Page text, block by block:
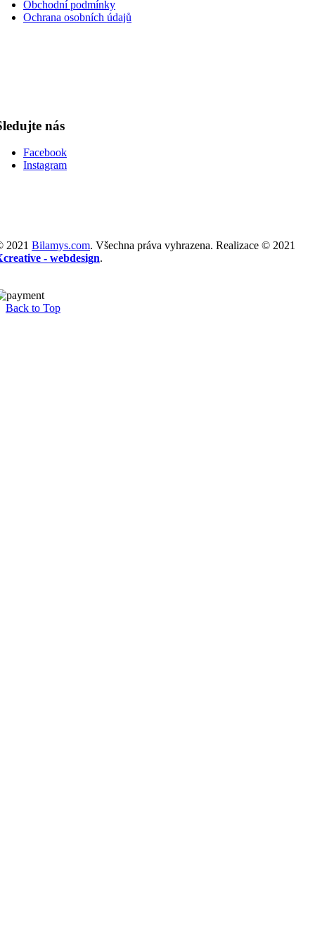
Obchodní podmínky
Ochrana osobních údajů
nás
Facebook
Instagram
2021 Bilamys.com. Všechna práva vyhrazena. Realizace © 2021
- webdesign.
Back to Top